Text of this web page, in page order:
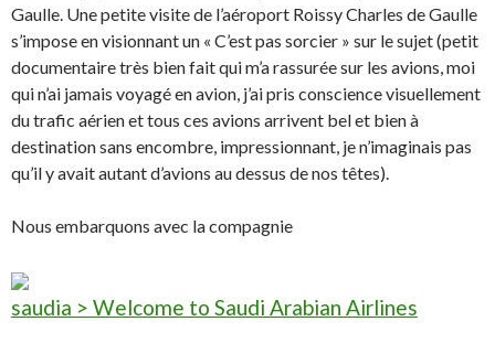
Gaulle. Une petite visite de l’aéroport Roissy Charles de Gaulle
s’impose en visionnant un « C’est pas sorcier » sur le sujet (petit
documentaire très bien fait qui m’a rassurée sur les avions, moi
qui n’ai jamais voyagé en avion, j’ai pris conscience visuellement
du trafic aérien et tous ces avions arrivent bel et bien à
destination sans encombre, impressionnant, je n’imaginais pas
qu’il y avait autant d’avions au dessus de nos têtes).
Nous embarquons avec la compagnie
saudia > Welcome to Saudi Arabian Airlines